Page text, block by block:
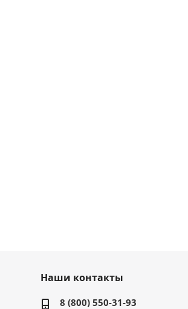
Наши контакты
8 (800) 550-31-93